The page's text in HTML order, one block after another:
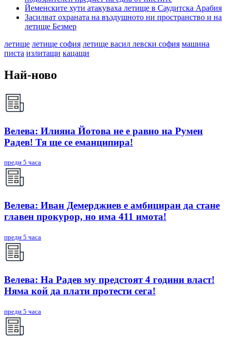
Йеменските хути атакуваха летище в Саудитска Арабия
Засилват охраната на въздушното ни пространство и на
летище Безмер
летище летище софия летище васил левски софия машина
писта излитащи кацащи
Най-ново
Велева: Илияна Йотова не е равно на Румен
Радев! Тя ще се еманципира!
преди 5 часа
Велева: Иван Демерджиев е амбициран да стане
главен прокурор, но има 411 имота!
преди 5 часа
Велева: На Радев му предстоят 4 години власт!
Няма кой да плати протести сега!
преди 5 часа